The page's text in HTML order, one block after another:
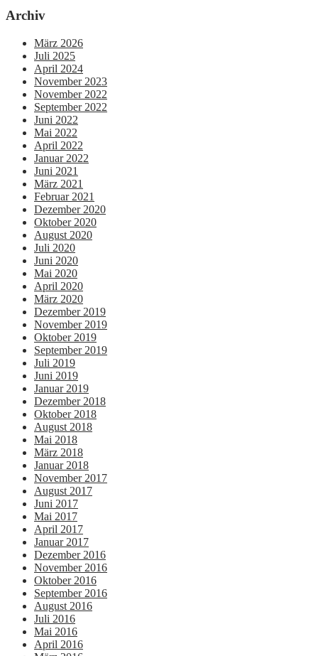
Archiv
März 2026
Juli 2025
April 2024
November 2023
November 2022
September 2022
Juni 2022
Mai 2022
April 2022
Januar 2022
Juni 2021
März 2021
Februar 2021
Dezember 2020
Oktober 2020
August 2020
Juli 2020
Juni 2020
Mai 2020
April 2020
März 2020
Dezember 2019
November 2019
Oktober 2019
September 2019
Juli 2019
Juni 2019
Januar 2019
Dezember 2018
Oktober 2018
August 2018
Mai 2018
März 2018
Januar 2018
November 2017
August 2017
Juni 2017
Mai 2017
April 2017
Januar 2017
Dezember 2016
November 2016
Oktober 2016
September 2016
August 2016
Juli 2016
Mai 2016
April 2016